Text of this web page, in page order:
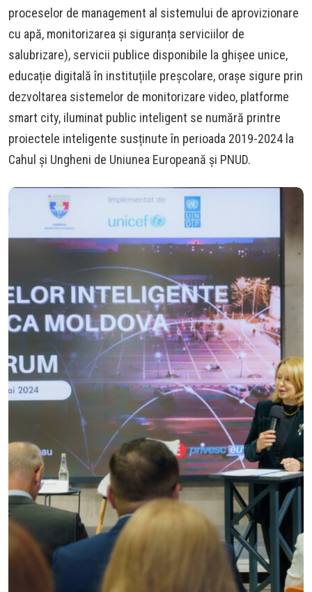
proceselor de management al sistemului de aprovizionare
cu apă, monitorizarea și siguranța serviciilor de
salubrizare), servicii publice disponibile la ghișee unice,
educație digitală în instituțiile preșcolare, orașe sigure prin
dezvoltarea sistemelor de monitorizare video, platforme
smart city, iluminat public inteligent se numără printre
proiectele inteligente susținute în perioada 2019-2024 la
Cahul și Ungheni de Uniunea Europeană și PNUD.